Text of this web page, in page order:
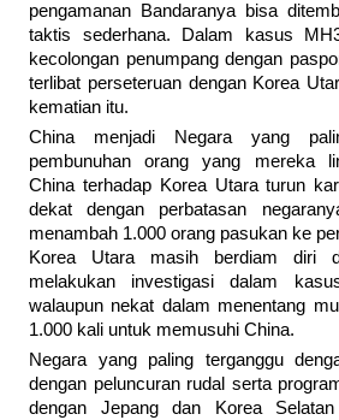
pengamanan Bandaranya bisa
taktis sederhana. Dalam kasus
kecolongan penumpang dengan
terlibat perseteruan dengan Korea
kematian itu.
China menjadi Negara yang
pembunuhan orang yang mereka
China terhadap Korea Utara turun
dekat dengan perbatasan
menambah 1.000 orang pasukan ke
Korea Utara masih berdiam diri
melakukan investigasi dalam
walaupun nekat dalam menentang
1.000 kali untuk memusuhi China.
Negara yang paling terganggu
dengan peluncuran rudal serta
dengan Jepang dan Korea